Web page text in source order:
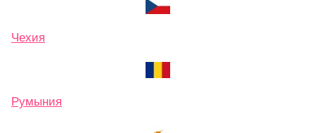
Чехия
Румыния